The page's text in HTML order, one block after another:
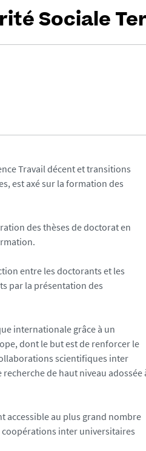
Sociale
Travail décent et transitions
est axé sur la formation des
des thèses de doctorat en
entre les doctorants et les
par la présentation des
internationale grâce à un
dont le but est de renforcer le
scientifiques inter
de haut niveau adossée
accessible au plus grand nombre
inter universitaires